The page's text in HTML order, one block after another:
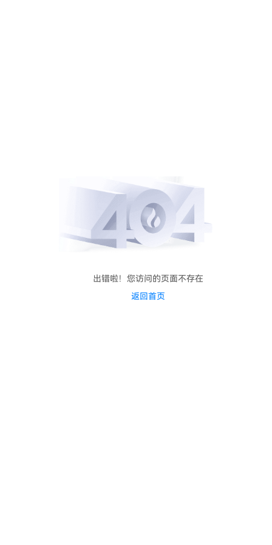
出错啦！您访问的页面不存在
返回首页